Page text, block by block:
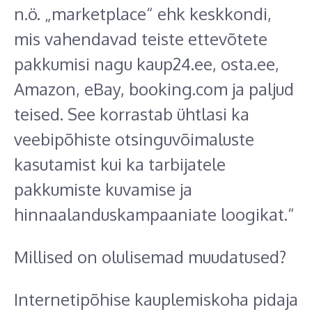
n.ö. „marketplace“ ehk keskkondi,
mis vahendavad teiste ettevõtete
pakkumisi nagu kaup24.ee, osta.ee,
Amazon, eBay, booking.com ja paljud
teised. See korrastab ühtlasi ka
veebipõhiste otsinguvõimaluste
kasutamist kui ka tarbijatele
pakkumiste kuvamise ja
hinnaalanduskampaaniate loogikat.“
Millised on olulisemad muudatused?
Internetipõhise kauplemiskoha pidaja